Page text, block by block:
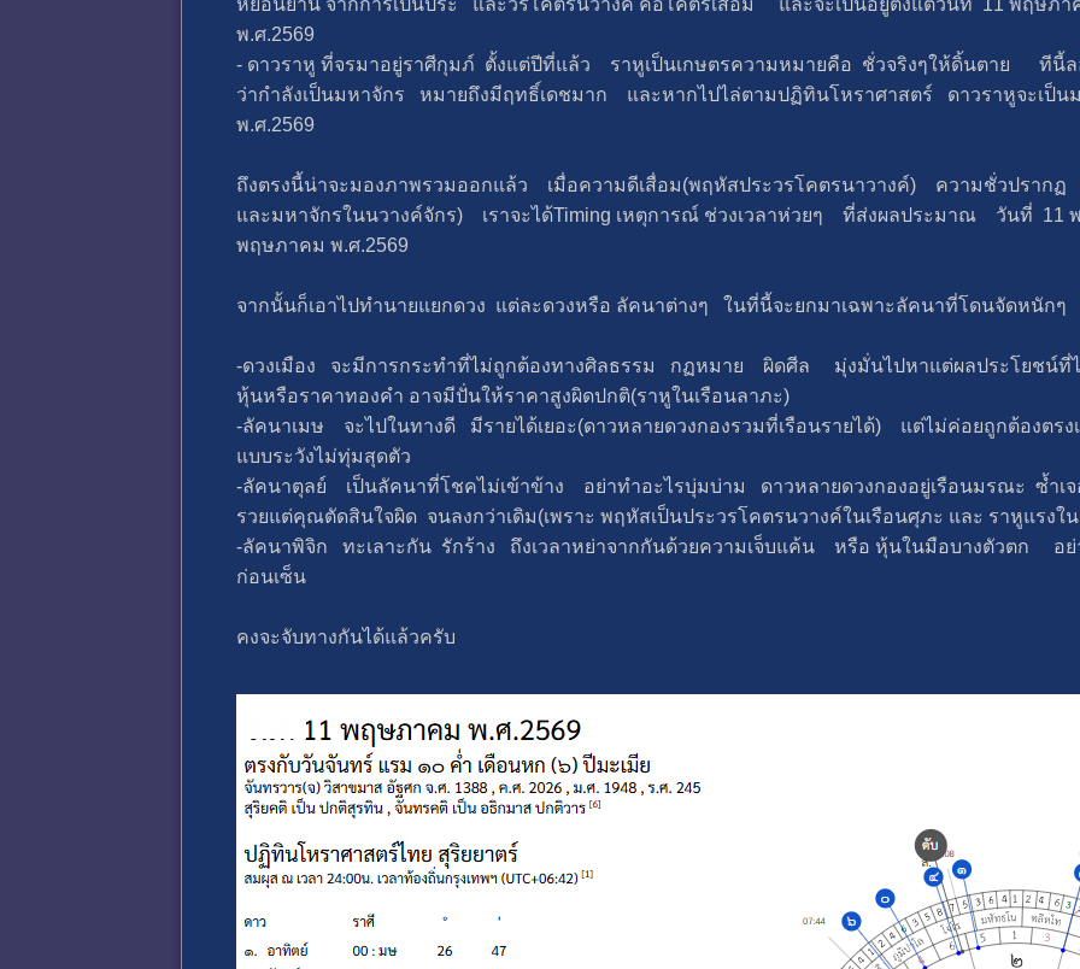
หย่อนยาน จากการเป็นประ และวรโคตรนวางค์ คือโคตรเสื่อม และจะเป็นอยู่ตั้งแต่วันที่ 11 พฤษภ
พ.ศ.2569
- ดาวราหู ที่จรมาอยู่ราศีกุมภ์ ตั้งแต่ปีที่แล้ว ราหูเป็นเกษตรความหมายคือ ชั่วจริงๆให้ดิ้นตาย ทีนี้ลอ
ว่ากำลังเป็นมหาจักร หมายถึงมีฤทธิ์เดชมาก และหากไปไล่ตามปฏิทินโหราศาสตร์ ดาวราหูจะเป็น
พ.ศ.2569
ถึงตรงนี้น่าจะมองภาพรวมออกแล้ว เมื่อความดีเสื่อม(พฤหัสประวรโคตรนาวางค์) ความชั่วปรากฏ
และมหาจักรในนวางค์จักร) เราจะได้Timing เหตุการณ์ ช่วงเวลาห่วยๆ ที่ส่งผลประมาณ วันที่
พฤษภาคม พ.ศ.2569
จากนั้นก็เอาไปทำนายแยกดวง แต่ละดวงหรือ ลัคนาต่างๆ ในที่นี้จะยกมาเฉพาะลัคนาที่โดนจัดหนักๆ
-ดวงเมือง จะมีการกระทำที่ไม่ถูกต้องทางศิลธรรม กฏหมาย ผิดศีล มุ่งมั่นไปหาแต่ผลประโยชน์ที่
หุ้นหรือราคาทองคำ อาจมีปั่นให้ราคาสูงผิดปกติ(ราหูในเรือนลาภะ)
-ลัคนาเมษ จะไปในทางดี มีรายได้เยอะ(ดาวหลายดวงกองรวมที่เรือนรายได้) แต่ไม่ค่อยถูกต้องต
แบบระวังไม่ทุ่มสุดตัว
-ลัคนาตุลย์ เป็นลัคนาที่โชคไม่เข้าข้าง อย่าทำอะไรบุ่มบ่าม ดาวหลายดวงกองอยู่เรือนมรณะ ซ้ำเ
รวยแต่คุณตัดสินใจผิด จนลงกว่าเดิม(เพราะ พฤหัสเป็นประวรโคตรนวางค์ในเรือนศุภะ และ ราหูแรงใ
-ลัคนาพิจิก ทะเลาะกัน รักร้าง ถึงเวลาหย่าจากกันด้วยความเจ็บแค้น หรือ หุ้นในมือบางตัวตก อ
ก่อนเซ็น
คงจะจับทางกันได้แล้วครับ